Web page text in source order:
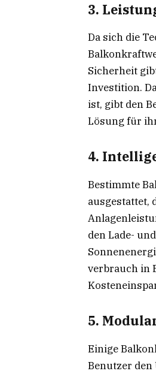
3.
Da sich die
Sicherheit
Investition.
ist, gibt den
Lösung für
4.
Bestimmte
ausgestattet,
den Lade-
verbrauch in
5.
Einige
Benutzer